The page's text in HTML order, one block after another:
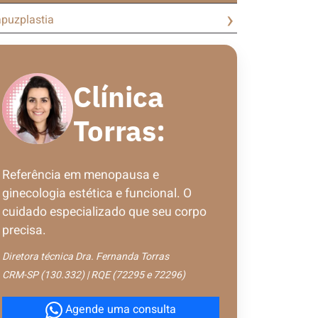
Clínica
Torras:
Referência em menopausa e
ginecologia estética e funcional. O
cuidado especializado que seu corpo
precisa.
Diretora técnica Dra. Fernanda Torras
CRM-SP (130.332) | RQE (72295 e 72296)
Agende uma consulta